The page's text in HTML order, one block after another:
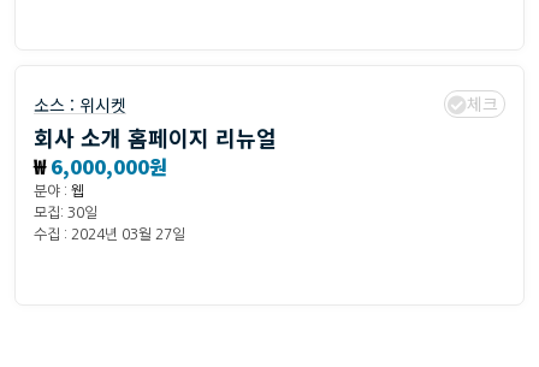
소스 : 위시켓 체크
회사 소개 홈페이지 리뉴얼
₩6,000,000원
분야 : 웹
모집: 30일
수집 : 2024년 03월 27일